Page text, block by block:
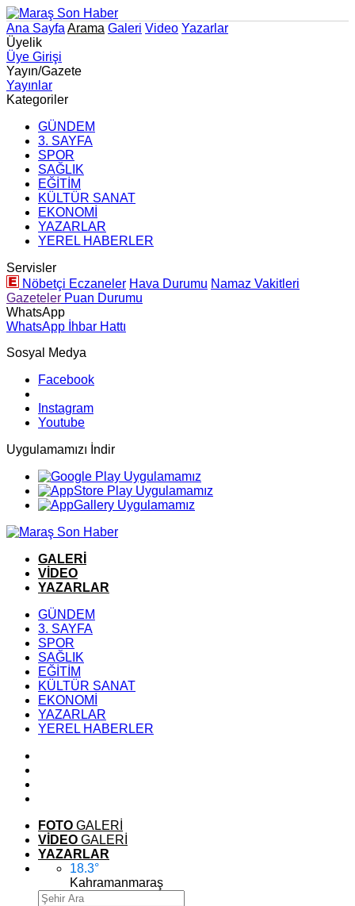
Ana Sayfa Arama Galeri Video Yazarlar
Üyelik
Üye Girişi
Yayın/Gazete
Yayınlar
Kategoriler
GÜNDEM
3. SAYFA
SPOR
SAĞLIK
EĞİTİM
KÜLTÜR SANAT
EKONOMİ
YAZARLAR
YEREL HABERLER
Servisler
Nöbetçi Eczaneler Hava Durumu Namaz Vakitleri
Gazeteler Puan Durumu
WhatsApp
WhatsApp İhbar Hattı
Sosyal Medya
Facebook
Instagram
Youtube
Uygulamamızı İndir
GALERİ
VİDEO
YAZARLAR
GÜNDEM
3. SAYFA
SPOR
SAĞLIK
EĞİTİM
KÜLTÜR SANAT
EKONOMİ
YAZARLAR
YEREL HABERLER
FOTO GALERİ
VİDEO GALERİ
YAZARLAR
18.3°
Kahramanmaraş